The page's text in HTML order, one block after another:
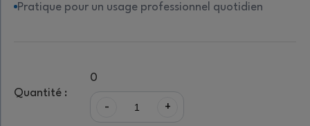
Pratique pour un usage professionnel quotidien
Quantité :
0
- +